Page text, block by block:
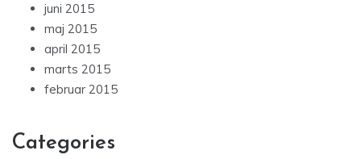
juni 2015
maj 2015
april 2015
marts 2015
februar 2015
Categories